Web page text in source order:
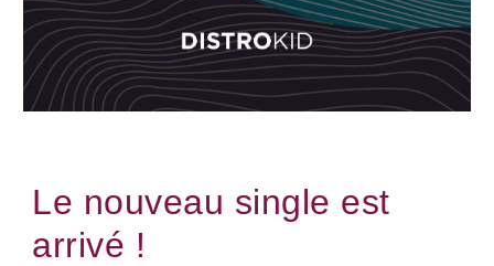
Le nouveau single est
arrivé !